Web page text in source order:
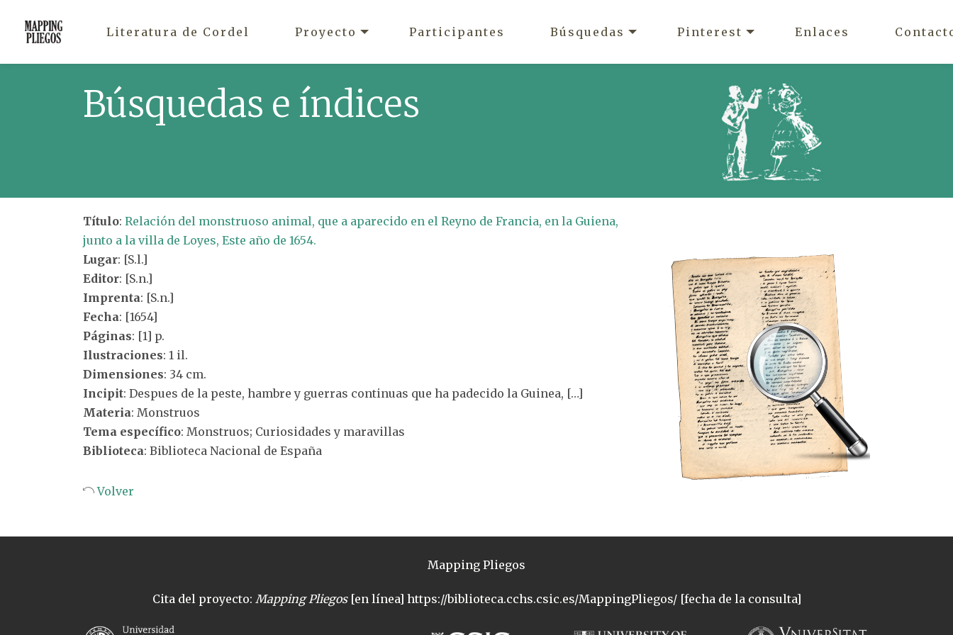
Literatura de Cordel Proyecto Participantes Búsquedas Pinterest Enlaces
Búsquedas e índices
Título: Relación del monstruoso animal, que a aparecido en el Reyno de Francia, en la Guiena,
junto a la villa de Loyes, Este año de 1654.
Lugar: [S.l.]
Editor: [S.n.]
Imprenta: [S.n.]
Fecha: [1654]
Páginas: [1] p.
Ilustraciones: 1 il.
Dimensiones: 34 cm.
Incipit: Despues de la peste, hambre y guerras continuas que ha padecido la Guinea, […]
Materia: Monstruos
Tema específico: Monstruos; Curiosidades y maravillas
Biblioteca: Biblioteca Nacional de España
Volver
Mapping Pliegos
Cita del proyecto: Mapping Pliegos[en línea] https://biblioteca.cchs.csic.es/MappingPliegos/ [fecha de la consulta]